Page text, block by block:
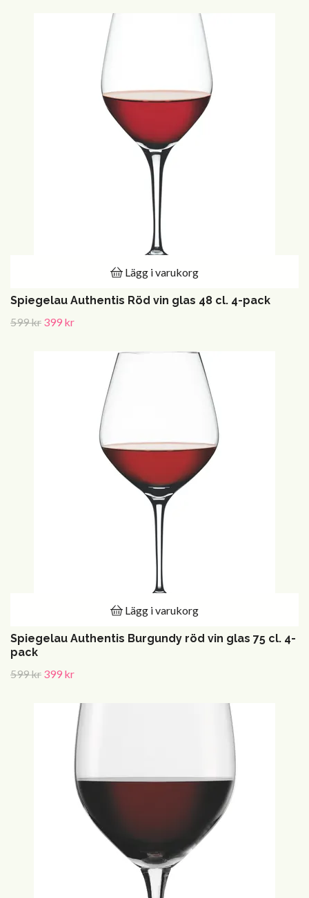
Lägg i varukorg
Spiegelau Authentis Röd vin glas 48 cl. 4-pack
599 kr 399 kr
Lägg i varukorg
Spiegelau Authentis Burgundy röd vin glas 75 cl. 4-
pack
599 kr 399 kr